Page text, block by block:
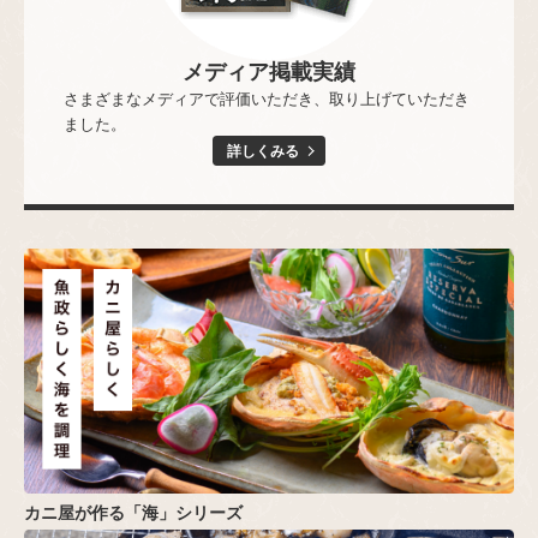
メディア掲載実績
さまざまなメディアで評価いただき、取り上げていただき
ました。
詳しくみる
カニ屋が作る「海」シリーズ